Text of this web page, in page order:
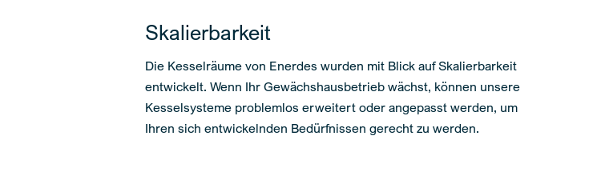
Skalierbarkeit
Die Kesselräume von Enerdes wurden mit Blick auf Skalierbarkeit
entwickelt. Wenn Ihr Gewächshausbetrieb wächst, können unsere
Kesselsysteme problemlos erweitert oder angepasst werden, um
Ihren sich entwickelnden Bedürfnissen gerecht zu werden.